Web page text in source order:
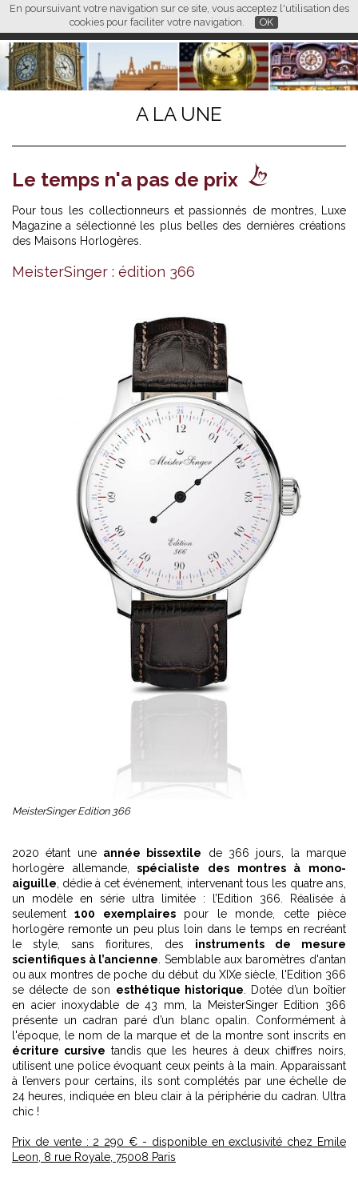
En poursuivant votre navigation sur ce site, vous acceptez l'utilisation des
cookies pour faciliter votre navigation.
OK
FR EN CN
L M
A LA UNE
Le temps n'a pas de prix
Pour tous les collectionneurs et passionnés de montres, Luxe
Magazine a sélectionné les plus belles des dernières créations
des Maisons Horlogères.
MeisterSinger : édition 366
MeisterSinger Edition 366
2020 étant une année bissextile de 366 jours, la marque
horlogère allemande,
spécialiste des montres à mono-
aiguille , dédie à cet événement, intervenant tous les quatre ans,
un modèle en série ultra limitée : l’Edition 366. Réalisée à
seulement100 exemplairespour le monde, cette pièce
horlogère remonte un peu plus loin dans le temps en recréant
le style, sans fioritures, des instruments de mesure
scientifiques à l’ancienne . Semblable aux baromètres d'antan
ou aux montres de poche du début du XIXe siècle, l'Edition 366
se délecte de son esthétique historique . Dotée d’un boîtier
en acier inoxydable de 43 mm, la MeisterSinger Edition 366
présente un cadran paré d’un blanc opalin. Conformément à
l'époque, le nom de la marque et de la montre sont inscrits en
écriture cursive tandis que les heures à deux chiffres noirs,
utilisent une police évoquant ceux peints à la main. Apparaissant
à l’envers pour certains, ils sont complétés par une échelle de
24 heures, indiquée en bleu clair à la périphérie du cadran. Ultra
chic !
Prix de vente : 2 290 € - disponible en exclusivité chez Emile
Leon, 8 rue Royale, 75008 Paris